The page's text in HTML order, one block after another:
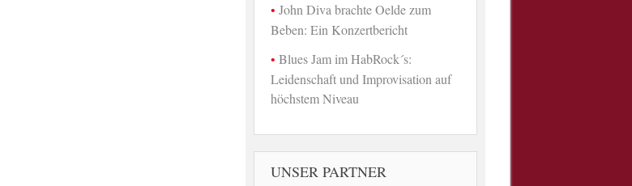
John Diva brachte Oelde zum
Beben: Ein Konzertbericht
Blues Jam im HabRock´s:
Leidenschaft und Improvisation auf
höchstem Niveau
UNSER PARTNER